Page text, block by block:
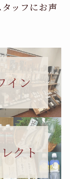
ッフにお声
イン
クト